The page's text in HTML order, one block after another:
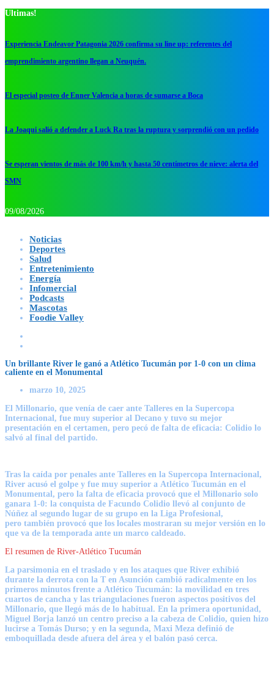
Ultimas!
Experiencia Endeavor Patagonia 2026 confirma su line up: referentes del
emprendimiento argentino llegan a Neuquén.
El especial posteo de Enner Valencia a horas de sumarse a Boca
La Joaqui salió a defender a Luck Ra tras la ruptura y sorprendió con un pedido
Se esperan vientos de más de 100 km/h y hasta 50 centímetros de nieve: alerta del
SMN
09/08/2026
Noticias
Deportes
Salud
Entretenimiento
Energía
Infomercial
Podcasts
Mascotas
Foodie Valley
Un brillante River le ganó a Atlético Tucumán por 1-0 con un clima
caliente en el Monumental
marzo 10, 2025
El Millonario, que venía de caer ante Talleres en la Supercopa
Internacional, fue muy superior al Decano y tuvo su mejor
presentación en el certamen, pero pecó de falta de eficacia: Colidio lo
salvó al final del partido.
Tras la caída por penales ante Talleres en la Supercopa Internacional,
River acusó el golpe y fue muy superior a Atlético Tucumán en el
Monumental, pero la falta de eficacia provocó que el Millonario solo
ganara 1-0: la conquista de Facundo Colidio llevó al conjunto de
Núñez al segundo lugar de su grupo en la Liga Profesional,
pero también provocó que los locales mostraran su mejor versión en lo
que va de la temporada ante un marco caldeado.
El resumen de River-Atlético Tucumán
La parsimonia en el traslado y en los ataques que River exhibió
durante la derrota con la T en Asunción cambió radicalmente en los
primeros minutos frente a Atlético Tucumán: la movilidad en tres
cuartos de cancha y las triangulaciones fueron aspectos positivos del
Millonario, que llegó más de lo habitual. En la primera oportunidad,
Miguel Borja lanzó un centro preciso a la cabeza de Colidio, quien hizo
lucirse a Tomás Durso; y en la segunda, Maxi Meza definió de
emboquillada desde afuera del área y el balón pasó cerca.